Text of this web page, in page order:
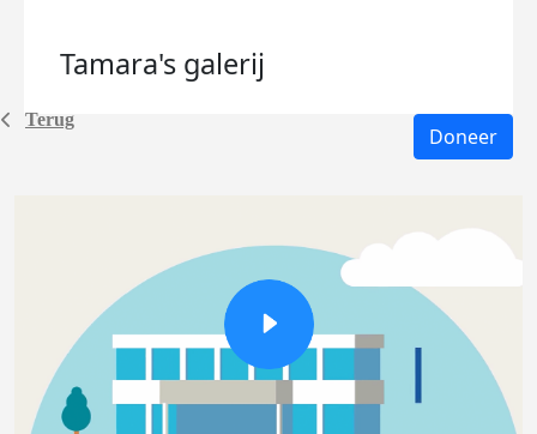
Terug
Tamara's galerij
Doneer